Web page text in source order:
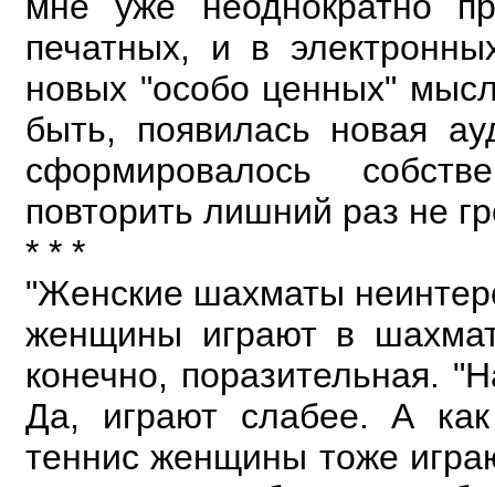
печатных, и в
новых "особо ценных"
быть, появилась новая
сформировалось
повторить лишний раз не
* * *
"Женские шахматы
женщины играют в
конечно, поразительная.
Да, играют слабее. А
теннис женщины тоже